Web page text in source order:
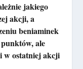
jakiego
akcji, a
beniaminek
ale
w ostatniej akcji